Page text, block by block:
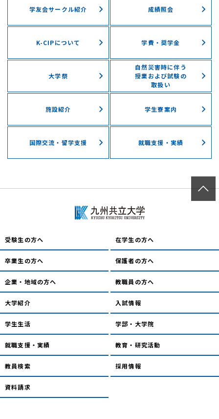
学友会サークル紹介 成績照会
K-CIPについて 学費・奨学⾦
⼤学祭
自然災害時に伴う
授業および試験の
取扱い
施設紹介 学⽣寮案内
国際交流・留学⽀援 就職支援・実績
受験生の方へ 在学生の方へ
卒業生の方へ 保護者の方へ
企業・地域の方へ 教職員の方へ
大学紹介 入試情報
学生生活 学部・大学院
就職支援・実績 教育・研究活動
教員検索 採用情報
資料請求